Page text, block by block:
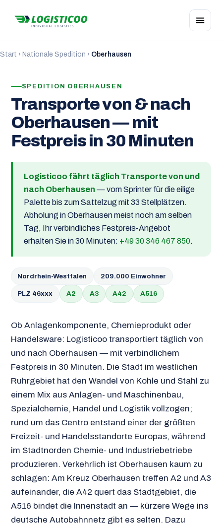
Start › Nationale Spedition › Oberhausen
SPEDITION OBERHAUSEN
Transporte von & nach
Oberhausen — mit
Festpreis in 30 Minuten
Logisticoo fährt täglich Transporte von und
nach Oberhausen — vom Sprinter für die eilige
Palette bis zum Sattelzug mit 33 Stellplätzen.
Abholung in Oberhausen meist noch am selben
Tag, Ihr verbindliches Festpreis-Angebot
erhalten Sie in 30 Minuten: +49 30 346 467 850.
Nordrhein-Westfalen 209.000 Einwohner
PLZ 46xxx A2 A3 A42 A516
Ob Anlagenkomponente, Chemieprodukt oder
Handelsware: Logisticoo transportiert täglich von
und nach Oberhausen — mit verbindlichem
Festpreis in 30 Minuten. Die Stadt im westlichen
Ruhrgebiet hat den Wandel von Kohle und Stahl zu
einem Mix aus Anlagen- und Maschinenbau,
Spezialchemie, Handel und Logistik vollzogen;
rund um das Centro entstand einer der größten
Freizeit- und Handelsstandorte Europas, während
im Stadtnorden Chemie- und Industriebetriebe
produzieren. Verkehrlich ist Oberhausen kaum zu
schlagen: Am Kreuz Oberhausen treffen A2 und A3
aufeinander, die A42 quert das Stadtgebiet, die
A516 bindet die Innenstadt an — kürzere Wege ins
deutsche Autobahnnetz gibt es selten. Dazu